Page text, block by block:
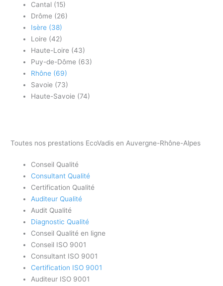
Cantal (15)
Drôme (26)
Isère (38)
Loire (42)
Haute-Loire (43)
Puy-de-Dôme (63)
Rhône (69)
Savoie (73)
Haute-Savoie (74)
Toutes nos prestations EcoVadis en Auvergne-Rhône-Alpes
Conseil Qualité
Consultant Qualité
Certification Qualité
Auditeur Qualité
Audit Qualité
Diagnostic Qualité
Conseil Qualité en ligne
Conseil ISO 9001
Consultant ISO 9001
Certification ISO 9001
Auditeur ISO 9001